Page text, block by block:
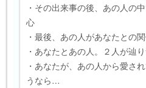
・その出来事の後、あの人の
心
・最後、あの人があなたとの
・あなたとあの人。２人が辿
・あなたが、あの人から愛さ
うなら…